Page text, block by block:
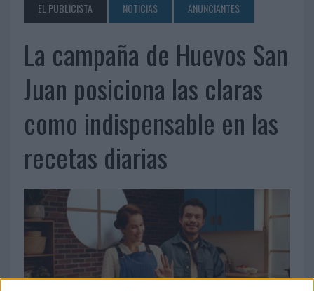
EL PUBLICISTA NOTICIAS ANUNCIANTES
La campaña de Huevos San
Juan posiciona las claras
como indispensable en las
recetas diarias